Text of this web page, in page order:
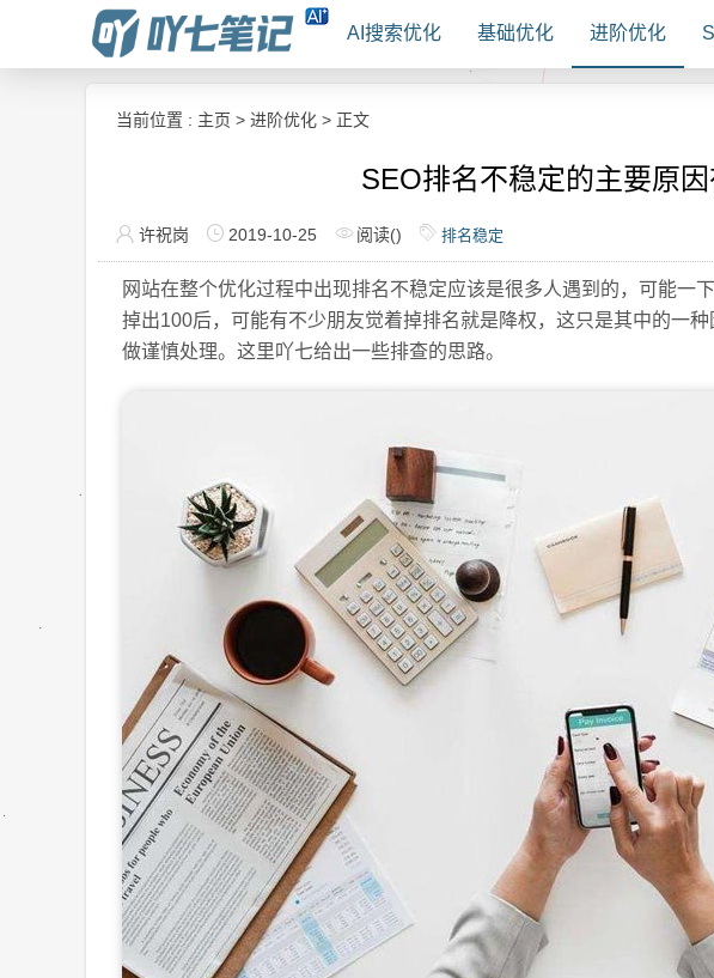
AI搜索优化 基础优化 进阶优化
当前位置 : 主页 > 进阶优化 > 正文
SEO排名不稳定的主要原
许祝岗 2019-10-25 阅读() 排名稳定
网站在整个优化过程中出现排名不稳定应该是很多人遇到的，可能一
掉出100后，可能有不少朋友觉着掉排名就是降权，这只是其中的一
做谨慎处理。这里吖七给出一些排查的思路。